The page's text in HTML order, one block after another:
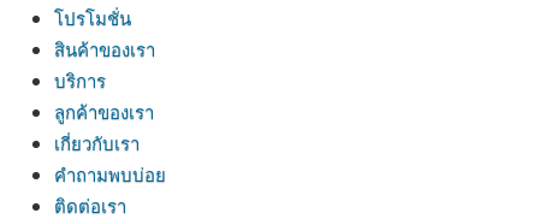
โปรโมชั่น
สินค้าของเรา
บริการ
ลูกค้าของเรา
เกี่ยวกับเรา
คำถามพบบ่อย
ติดต่อเรา